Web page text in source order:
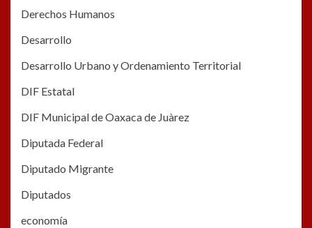
Derechos Humanos
Desarrollo
Desarrollo Urbano y Ordenamiento Territorial
DIF Estatal
DIF Municipal de Oaxaca de Juàrez
Diputada Federal
Diputado Migrante
Diputados
economía